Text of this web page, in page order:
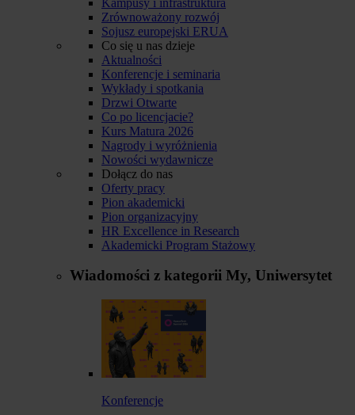
Zrównoważony rozwój
Sojusz europejski ERUA
Co się u nas dzieje
Aktualności
Konferencje i seminaria
Wykłady i spotkania
Drzwi Otwarte
Co po licencjacie?
Kurs Matura 2026
Nagrody i wyróżnienia
Nowości wydawnicze
Dołącz do nas
Oferty pracy
Pion akademicki
Pion organizacyjny
HR Excellence in Research
Akademicki Program Stażowy
Wiadomości z kategorii My, Uniwersytet
Konferencje